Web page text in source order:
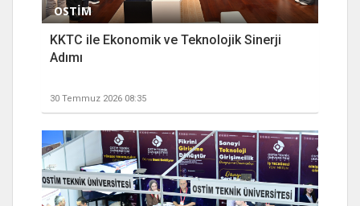
OSTİM
KKTC ile Ekonomik ve Teknolojik Sinerji
Adımı
30 Temmuz 2026 08:35